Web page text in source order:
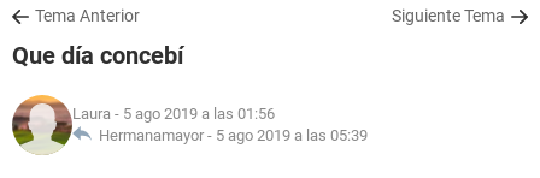
SALUD
FAMILIA
NUTRICIÓN
Tema Anterior Siguiente Tema
Que día concebí
Laura - 5 ago 2019 a las 01:56
Hermanamayor - 5 ago 2019 a las 05:39